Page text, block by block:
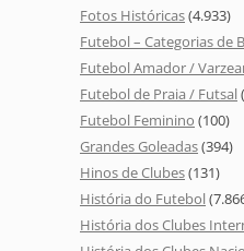
Fotos Históricas(4.933)
Futebol – Categorias de
Futebol Amador /
Futebol de Praia / Futsal
Futebol Feminino (100)
Grandes Goleadas(394)
Hinos de Clubes(131)
História do Futebol
História dos Clubes